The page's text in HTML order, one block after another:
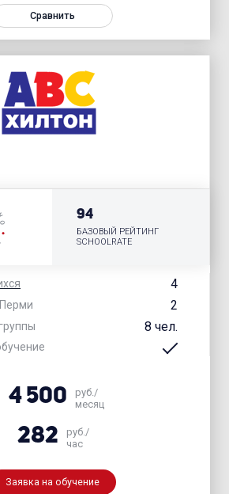
Сравнить
4
2
8 чел.
94
БАЗОВЫЙ РЕЙТИНГ
SCHOOLRATE
4 500
руб./
месяц
282
руб./
час
Заявка на обучение